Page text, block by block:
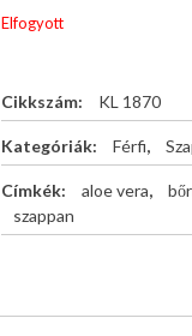
Elfogyott
Cikkszám: KL 1870
Kategóriák: Férfi,
Címkék: aloe vera,
szappan